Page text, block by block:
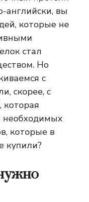
английски, вы
которые не
стал
Но
с
скорее, с
которая
необходимых
которые в
купили?